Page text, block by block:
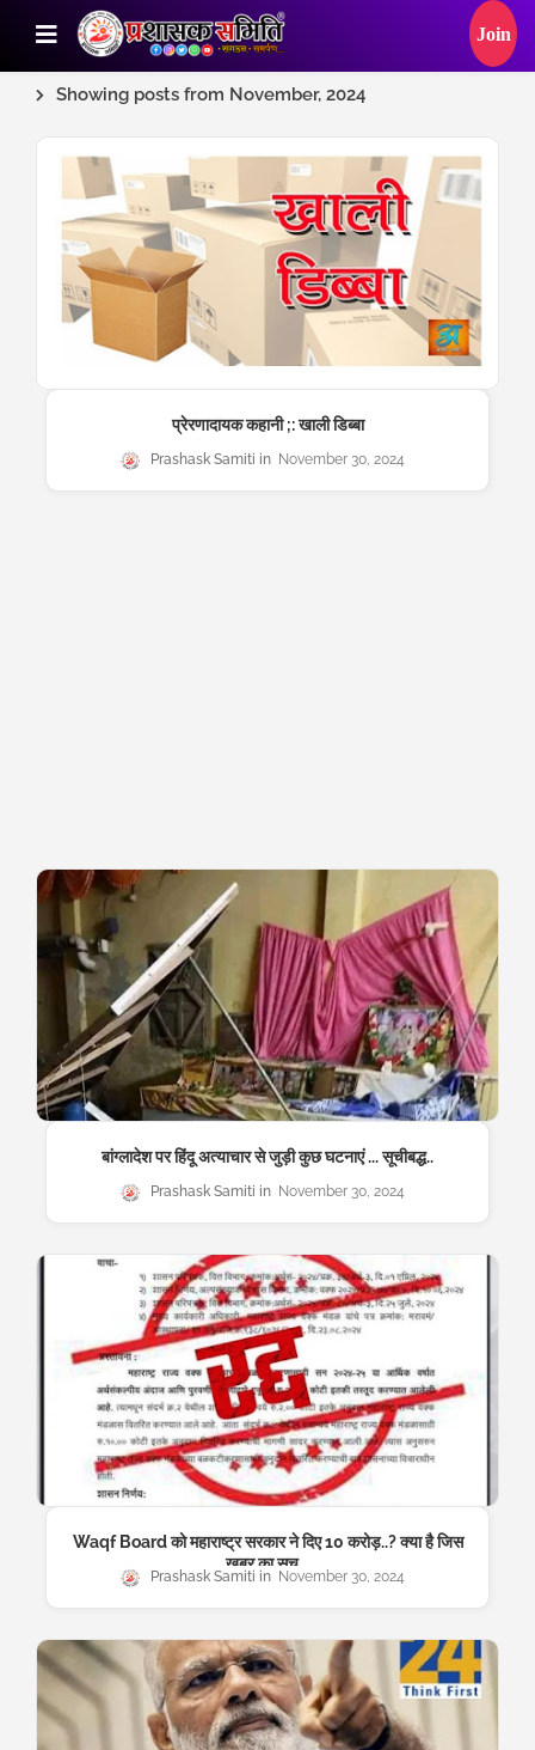
Showing posts from November, 2024
प्रेरणादायक कहानी ;: खाली डिब्बा
Prashask Samiti November 30, 2024
बांग्लादेश पर हिंदू अत्याचार से जुड़ी कुछ घटनाएं ... सूचीबद्ध..
Prashask Samiti November 30, 2024
Waqf Board को महाराष्ट्र सरकार ने दिए 10 करोड़..? क्या है जिस
खबर का सच...
Prashask Samiti November 30, 2024